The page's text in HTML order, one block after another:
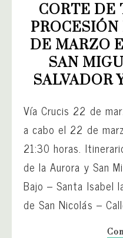
CORTE DE
DE MARZO
SAN
SALVADOR
Vía Crucis 22 de
a cabo el 22 de
21:30 horas.
de la Aurora y San
Bajo – Santa Isabel
de San Nicolás –